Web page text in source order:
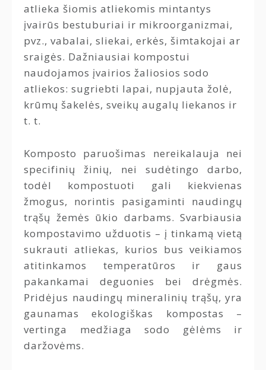
atlieka šiomis atliekomis mintantys
įvairūs bestuburiai ir mikroorganizmai,
pvz., vabalai, sliekai, erkės, šimtakojai ar
sraigės. Dažniausiai kompostui
naudojamos įvairios žaliosios sodo
atliekos: sugriebti lapai, nupjauta žolė,
krūmų šakelės, sveikų augalų liekanos ir
t. t.
Komposto paruošimas nereikalauja nei
specifinių žinių, nei sudėtingo darbo,
todėl kompostuoti gali kiekvienas
žmogus, norintis pasigaminti naudingų
trąšų žemės ūkio darbams. Svarbiausia
kompostavimo užduotis – į tinkamą vietą
sukrauti atliekas, kurios bus veikiamos
atitinkamos temperatūros ir gaus
pakankamai deguonies bei drėgmės.
Pridėjus naudingų mineralinių trąšų, yra
gaunamas ekologiškas kompostas –
vertinga medžiaga sodo gėlėms ir
daržovėms.